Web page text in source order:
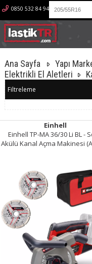
0850 532 84 94
Ana Sayfa
Yapı
Elektrikli El Aletleri
Filtreleme
Einhell
Einhell TP-MA 36/30 Li BL -
Akülü Kanal Açma Makinesi